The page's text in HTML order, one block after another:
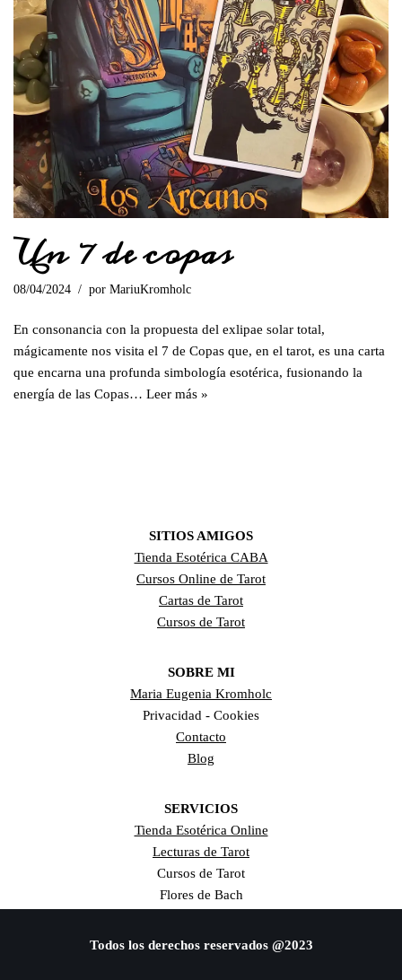
Un 7 de copas
08/04/2024 por MariuKromholc
En consonancia con la propuesta del exlipae solar total,
mágicamente nos visita el 7 de Copas que, en el tarot, es una carta
que encarna una profunda simbología esotérica, fusionando la
energía de las Copas… Leer más »
SITIOS AMIGOS
Tienda Esotérica CABA
Cursos Online de Tarot
Cartas de Tarot
Cursos de Tarot
SOBRE MI
Maria Eugenia Kromholc
Privacidad - Cookies
Contacto
Blog
SERVICIOS
Tienda Esotérica Online
Lecturas de Tarot
Cursos de Tarot
Flores de Bach
Todos los derechos reservados @2023